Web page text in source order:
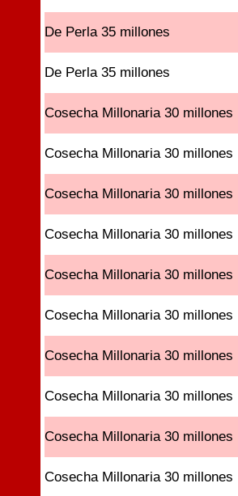
De Perla 35 millones
De Perla 35 millones
Cosecha Millonaria 30 millones
Cosecha Millonaria 30 millones
Cosecha Millonaria 30 millones
Cosecha Millonaria 30 millones
Cosecha Millonaria 30 millones
Cosecha Millonaria 30 millones
Cosecha Millonaria 30 millones
Cosecha Millonaria 30 millones
Cosecha Millonaria 30 millones
Cosecha Millonaria 30 millones